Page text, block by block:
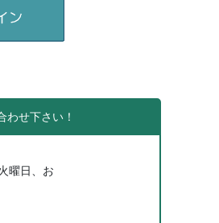
せ下さい！
曜日、お